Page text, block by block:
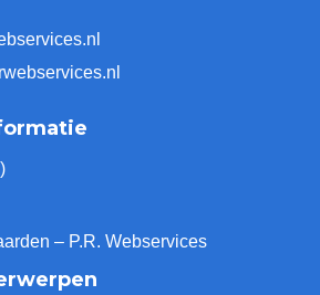
– P.R. Webservices